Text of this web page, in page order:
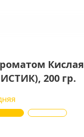
Кислая
200 гр.